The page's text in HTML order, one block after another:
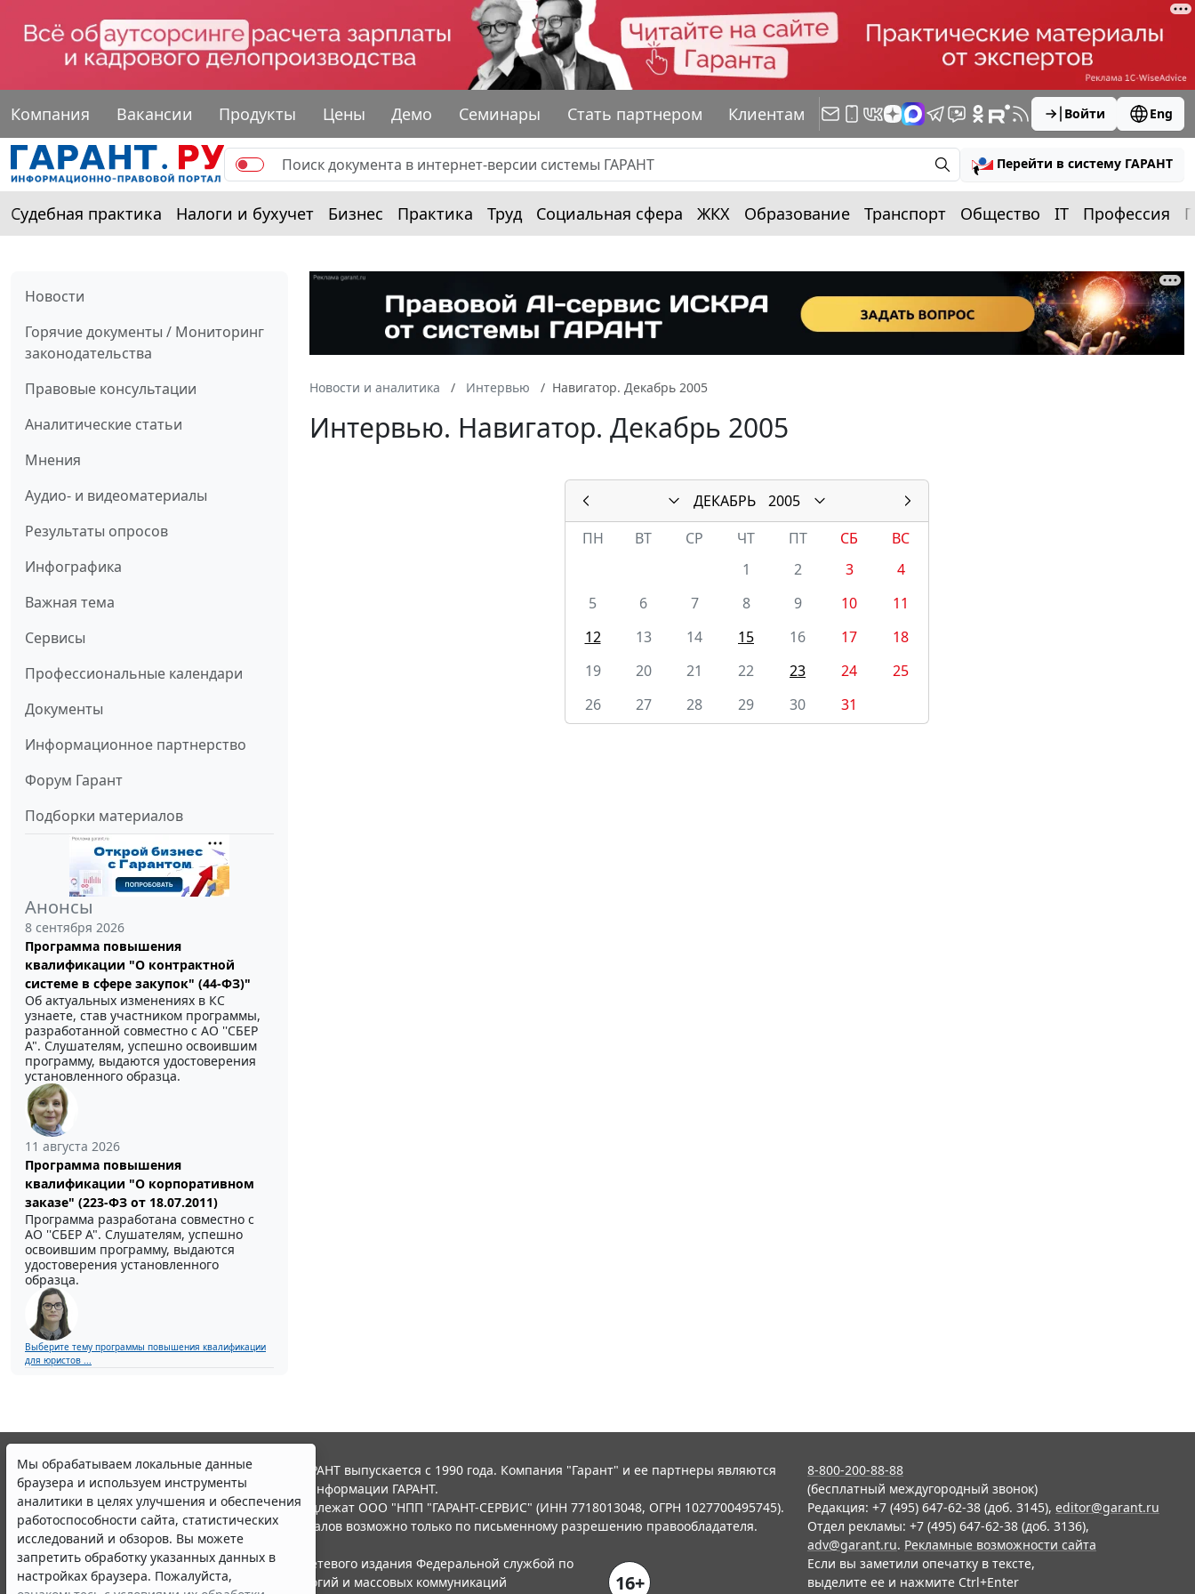
Компания Вакансии Продукты Цены Демо Семинары Стать партнером Клиентам Войти Eng
Перейти в систему ГАРАНТ
Судебная практика Налоги и бухучет Бизнес Практика Труд Социальная сфера ЖКХ Образование Транспорт Общество IT Профессия
Новости
Горячие документы / Мониторинг
законодательства
Правовые консультации
Аналитические статьи
Мнения
Аудио- и видеоматериалы
Результаты опросов
Инфографика
Важная тема
Сервисы
Профессиональные календари
Документы
Информационное партнерство
Форум Гарант
Подборки материалов
Анонсы
8 сентября 2026
Программа повышения
квалификации "О контрактной
системе в сфере закупок" (44-ФЗ)"
Об актуальных изменениях в КС
узнаете, став участником программы,
разработанной совместно с АО ''СБЕР
А". Слушателям, успешно освоившим
программу, выдаются удостоверения
установленного образца.
11 августа 2026
Программа повышения
квалификации "О корпоративном
заказе" (223-ФЗ от 18.07.2011)
Программа разработана совместно с
АО ''СБЕР А". Слушателям, успешно
освоившим программу, выдаются
удостоверения установленного
образца.
Выберите тему программы повышения квалификации
для юристов ...
Новости и аналитика Интервью Навигатор. Декабрь 2005
Интервью. Навигатор. Декабрь 2005
ДЕКАБРЬ
2005
ПН
ВТ СР ЧТ ПТ СБ
ВС
1
2 3
4
5
6 7 8 9 10
11
12
13 14 15 16 17
18
19
20 21 22 23 24
25
26
27 28 29 30 31
Мы обрабатываем локальные данные
браузера и используем инструменты
аналитики в целях улучшения и обеспечения
работоспособности сайта, статистических
исследований и обзоров. Вы можете
запретить обработку указанных данных в
настройках браузера. Пожалуйста,
© ООО "НПП "ГАРАНТ-СЕРВИС", 2026. Система ГАРАНТ выпускается с 1990 года. Компания "Гарант" и ее партнеры являются
участниками Российской ассоциации правовой информации ГАРАНТ.
Все права на материалы сайта ГАРАНТ.РУ принадлежат ООО "НПП "ГАРАНТ-СЕРВИС" (ИНН 7718013048, ОГРН 1027700495745).
Полное или частичное воспроизведение материалов возможно только по письменному разрешению правообладателя.
Правила использования портала.
Портал ГАРАНТ.РУ зарегистрирован в качестве сетевого издания Федеральной службой по
надзору в сфере связи,информационных технологий и массовых коммуникаций
16+
8-800-200-88-88
(бесплатный междугородный звонок)
Редакция: +7 (495) 647-62-38 (доб. 3145), editor@garant.ru
Отдел рекламы: +7 (495) 647-62-38 (доб. 3136),
adv@garant.ru. Рекламные возможности сайта
Если вы заметили опечатку в тексте,
выделите ее и нажмите Ctrl+Enter